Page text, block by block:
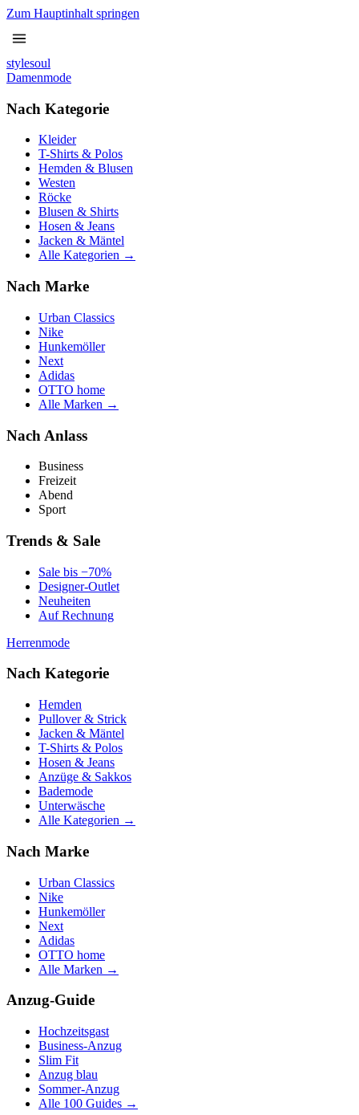
Zum Hauptinhalt springen
stylesoul
Damenmode
Nach Kategorie
Kleider
T-Shirts & Polos
Hemden & Blusen
Westen
Röcke
Blusen & Shirts
Hosen & Jeans
Jacken & Mäntel
Alle Kategorien →
Nach Marke
Urban Classics
Nike
Hunkemöller
Next
Adidas
OTTO home
Alle Marken →
Nach Anlass
Business
Freizeit
Abend
Sport
Trends & Sale
Sale bis −70%
Designer-Outlet
Neuheiten
Auf Rechnung
Herrenmode
Nach Kategorie
Hemden
Pullover & Strick
Jacken & Mäntel
T-Shirts & Polos
Hosen & Jeans
Anzüge & Sakkos
Bademode
Unterwäsche
Alle Kategorien →
Nach Marke
Urban Classics
Nike
Hunkemöller
Next
Adidas
OTTO home
Alle Marken →
Anzug-Guide
Hochzeitsgast
Business-Anzug
Slim Fit
Anzug blau
Sommer-Anzug
Alle 100 Guides →